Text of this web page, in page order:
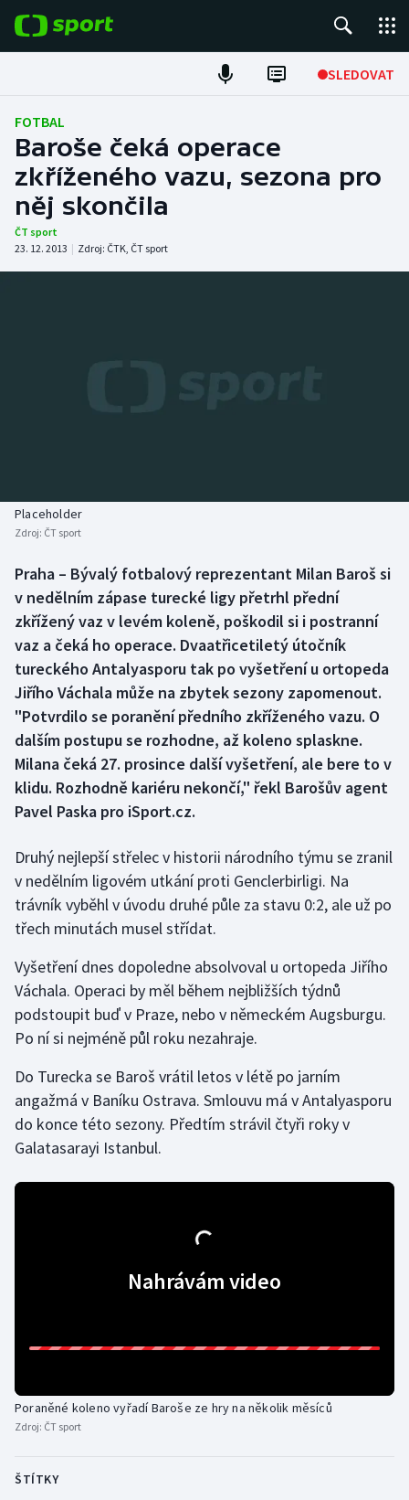
SLEDOVAT
Fotbal
Hokej
Tenis
Atletika
Biatlon
Box
Curling
Dostihy
Florbal
Futsal
Golf
Gymnastika
Házená
Judo
Krasobruslení
Lezení
Lyže a snowboard
Plavání
Ragby
Rychlobruslení
Aplikace ČT sport
FOTBAL
Baroše čeká operace
zkříženého vazu, sezona pro
něj skončila
ČT sport
23. 12. 2013 | Zdroj: ČTK, ČT sport
Placeholder
Zdroj: ČT sport
Praha – Bývalý fotbalový reprezentant Milan Baroš si
v nedělním zápase turecké ligy přetrhl přední
zkřížený vaz v levém koleně, poškodil si i postranní
vaz a čeká ho operace. Dvaatřicetiletý útočník
tureckého Antalyasporu tak po vyšetření u ortopeda
Jiřího Váchala může na zbytek sezony zapomenout.
"Potvrdilo se poranění předního zkříženého vazu. O
dalším postupu se rozhodne, až koleno splaskne.
Milana čeká 27. prosince další vyšetření, ale bere to v
klidu. Rozhodně kariéru nekončí," řekl Barošův agent
Pavel Paska pro iSport.cz.
Druhý nejlepší střelec v historii národního týmu se zranil
v nedělním ligovém utkání proti Genclerbirligi. Na
trávník vyběhl v úvodu druhé půle za stavu 0:2, ale už po
třech minutách musel střídat.
Vyšetření dnes dopoledne absolvoval u ortopeda Jiřího
Váchala. Operaci by měl během nejbližších týdnů
podstoupit buď v Praze, nebo v německém Augsburgu.
Po ní si nejméně půl roku nezahraje.
Do Turecka se Baroš vrátil letos v létě po jarním
angažmá v Baníku Ostrava. Smlouvu má v Antalyasporu
do konce této sezony. Předtím strávil čtyři roky v
Galatasarayi Istanbul.
Nahrávám video
Poraněné koleno vyřadí Baroše ze hry na několik měsíců
Zdroj: ČT sport
ŠTÍTKY